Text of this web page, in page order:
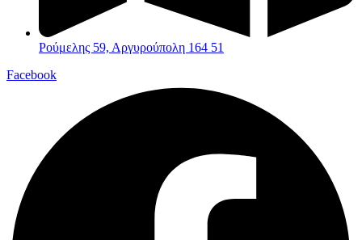
Ρούμελης 59, Αργυρούπολη 164 51
Facebook